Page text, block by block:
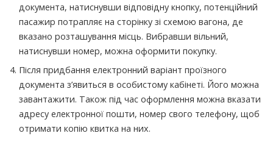
документа, натиснувши відповідну кнопку, потенційний
пасажир потрапляє на сторінку зі схемою вагона, де
вказано розташування місць. Вибравши вільний,
натиснувши номер, можна оформити покупку.
Після придбання електронний варіант проїзного
документа з’явиться в особистому кабінеті. Його можна
завантажити. Також під час оформлення можна вказати
адресу електронної пошти, номер свого телефону, щоб
отримати копію квитка на них.